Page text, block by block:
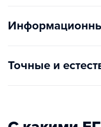
Точные и